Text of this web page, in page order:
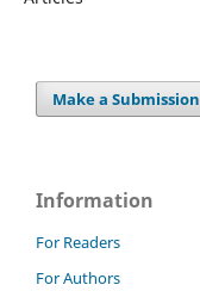
Make a Submission
Information
For Readers
For Authors